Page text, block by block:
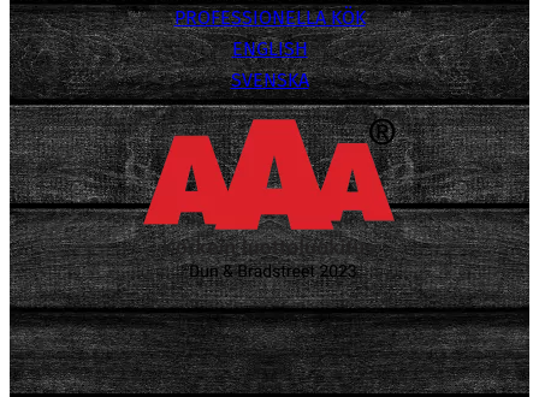
PROFESSIONELLA KÖK
ENGLISH
SVENSKA